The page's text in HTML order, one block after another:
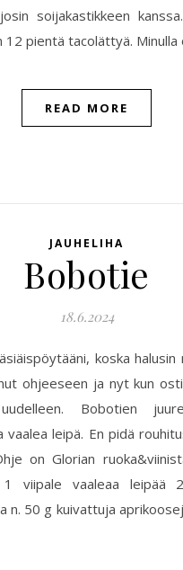
soijakastikkeen
pientä tacolättyä.
READ MORE
JAUHELIHA
Bobotie
18.6.2024
koska
ohjeeseen ja nyt kun
Bobotien
leipä. En pidä
on Glorian
1 viipale vaaleaa
n. 50 g kuivattuja